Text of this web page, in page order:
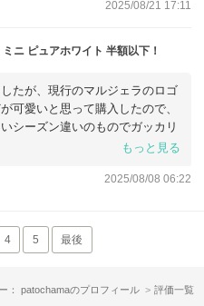
2025/08/21 17:11
ニ ピュアホワイト 半額以下！
たが、現行のマルジェラのロゴ
可愛いと思って購入したので、
シーズン違いのものでガッカリ
もっと見る
2025/08/08 06:22
4 5 最後
： patochamaのプロフィール 評価一覧